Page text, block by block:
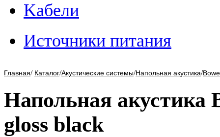
Kабели
Источники питания
Главная/ Каталог/Акустические системы/Напольная акустика/
Напольная акустика
gloss black